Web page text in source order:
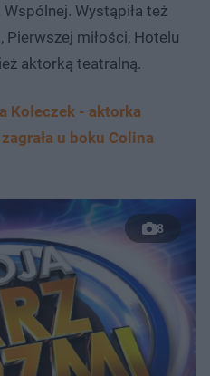
Wspólnej. Wystąpiła też
Pierwszej miłości, Hotelu
aktorką teatralną.
Kołeczek - aktorka
u boku Colina
8